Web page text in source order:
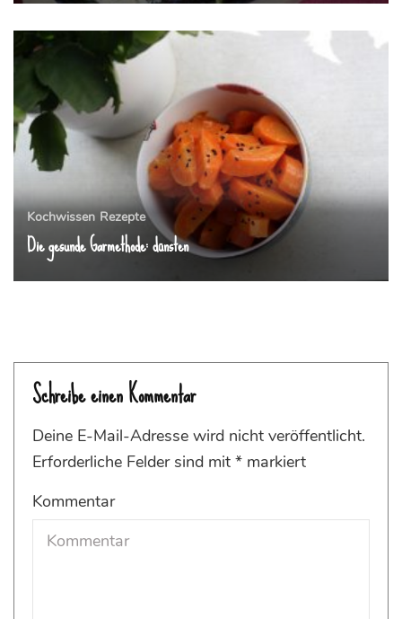
Kochwissen Rezepte
Die gesunde Garmethode: dünsten
Schreibe einen Kommentar
Deine E-Mail-Adresse wird nicht veröffentlicht.
Erforderliche Felder sind mit * markiert
Kommentar